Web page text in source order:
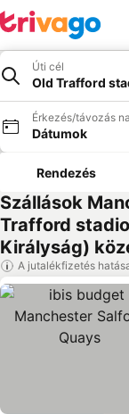
Úti cél
Old Trafford
Érkezés/távozás
Dátumok
Rendezés
Szállások
Trafford
Királyság)
A jutalékfizetés